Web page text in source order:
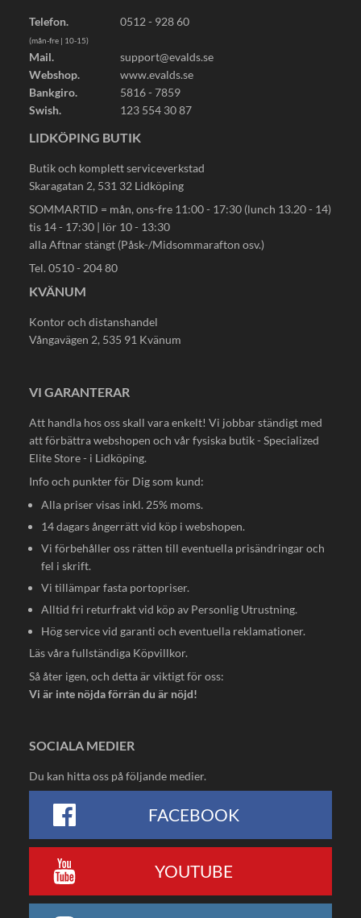
Telefon. 0512 - 928 60
(mån-fre | 10-15)
Mail.
support@evalds.se
Webshop.
www.evalds.se
Bankgiro.
5816 - 7859
Swish.
123 554 30 87
LIDKÖPING BUTIK
Butik och komplett serviceverkstad
Skaragatan 2, 531 32 Lidköping
SOMMARTID = mån, ons-fre 11:00 - 17:30 (lunch 13.20 - 14)
tis 14 - 17:30 | lör 10 - 13:30
alla Aftnar stängt (Påsk-/Midsommarafton osv.)
Tel. 0510 - 204 80
KVÄNUM
Kontor och distanshandel
Vångavägen 2, 535 91 Kvänum
VI GARANTERAR
Att handla hos oss skall vara enkelt! Vi jobbar ständigt med
att förbättra webshopen och vår fysiska butik - Specialized
Elite Store - i Lidköping.
Info och punkter för Dig som kund:
Alla priser visas inkl. 25% moms.
14 dagars ångerrätt vid köp i webshopen.
Vi förbehåller oss rätten till eventuella prisändringar och
fel i skrift.
Vi tillämpar fasta portopriser.
Alltid fri returfrakt vid köp av Personlig Utrustning.
Hög service vid garanti och eventuella reklamationer.
Läs våra fullständiga Köpvillkor.
Så åter igen, och detta är viktigt för oss:
Vi är inte nöjda förrän du är nöjd!
SOCIALA MEDIER
Du kan hitta oss på följande medier.
FACEBOOK
YOUTUBE